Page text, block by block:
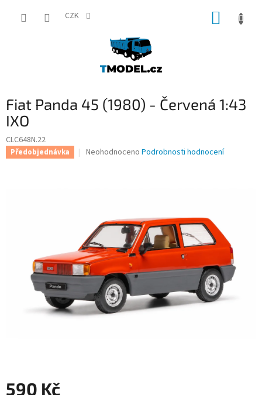
CZK
Fiat Panda 45 (1980) - Červená 1:43
IXO
CLC648N.22
Předobjednávka
Průměrné
hvězdiček.
Neohodnoceno Podrobnosti hodnocení
590 Kč